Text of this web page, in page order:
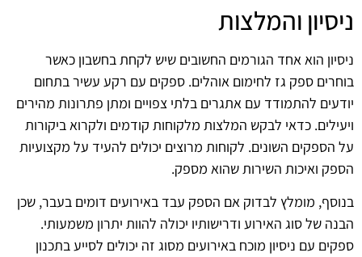
ניסיון והמלצות
ניסיון הוא אחד הגורמים החשובים שיש לקחת בחשבון כאשר
בוחרים ספק גז לחימום אוהלים. ספקים עם רקע עשיר בתחום
יודעים להתמודד עם אתגרים בלתי צפויים ומתן פתרונות מהירים
ויעילים. כדאי לבקש המלצות מלקוחות קודמים ולקרוא ביקורות
על הספקים השונים. לקוחות מרוצים יכולים להעיד על מקצועיות
הספק ואיכות השירות שהוא מספק.
בנוסף, מומלץ לבדוק אם הספק עבד באירועים דומים בעבר, שכן
הבנה של סוג האירוע ודרישותיו יכולה להוות יתרון משמעותי.
ספקים עם ניסיון מוכח באירועים מסוג זה יכולים לסייע בתכנון